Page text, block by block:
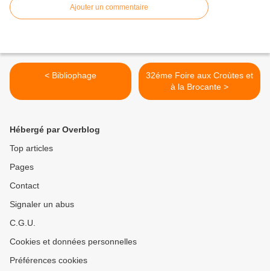
Ajouter un commentaire
< Bibliophage
32éme Foire aux Croùtes et
à la Brocante >
Hébergé par Overblog
Top articles
Pages
Contact
Signaler un abus
C.G.U.
Cookies et données personnelles
Préférences cookies